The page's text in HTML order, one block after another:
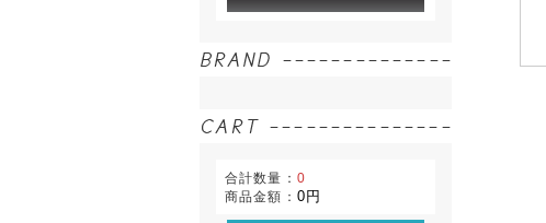
合計数量： 0
商品金額： 0円